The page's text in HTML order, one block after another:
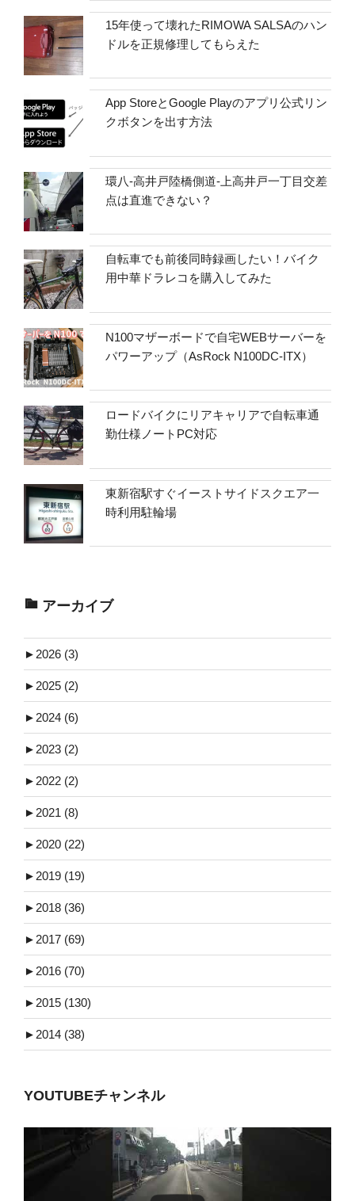
15年使って壊れたRIMOWA SALSAのハン
ドルを正規修理してもらえた
App StoreとGoogle Playのアプリ公式リン
クボタンを出す方法
環八-高井戸陸橋側道-上高井戸一丁目交差
点は直進できない？
自転車でも前後同時録画したい！バイク
用中華ドラレコを購入してみた
N100マザーボードで自宅WEBサーバーを
パワーアップ（AsRock N100DC-ITX）
ロードバイクにリアキャリアで自転車通
勤仕様ノートPC対応
東新宿駅すぐイーストサイドスクエア一
時利用駐輪場
アーカイブ
► 2026 (3)
► 2025 (2)
► 2024 (6)
► 2023 (2)
► 2022 (2)
► 2021 (8)
► 2020 (22)
► 2019 (19)
► 2018 (36)
► 2017 (69)
► 2016 (70)
► 2015 (130)
► 2014 (38)
YOUTUBEチャンネル